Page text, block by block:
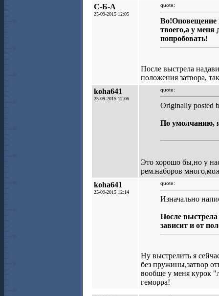
С-Б-А
25-09-2015 12:05
quote:
Во!Оповещение
твоего,а у
попробовать!
После выстрела
положения затвора,
koha641
25-09-2015 12:06
quote:
Originally posted
По умолчанию, я
Это хорошо бы,но у
рем.наборов
koha641
25-09-2015 12:14
quote:
Изначально
После выстрела
зависит и от
Ну выстрелить я
без пружины,затвор
вообще у меня курок
геморра!